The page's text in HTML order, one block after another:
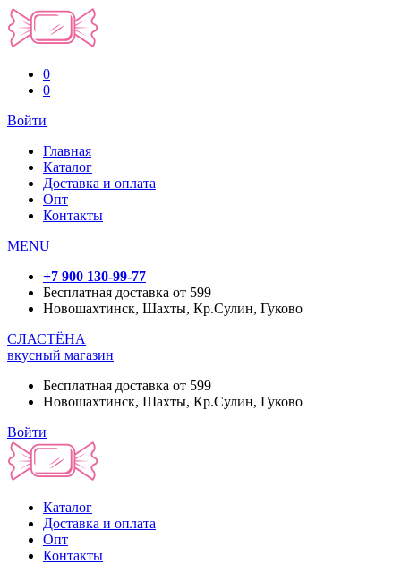
0
0
Войти
Главная
Каталог
Доставка и оплата
Опт
Контакты
MENU
+7 900 130-99-77
Бесплатная доставка от 599
Новошахтинск, Шахты, Кр.Сулин, Гуково
СЛАСТЁНА
вкусный магазин
Бесплатная доставка от 599
Новошахтинск, Шахты, Кр.Сулин, Гуково
Войти
Каталог
Доставка и оплата
Опт
Контакты